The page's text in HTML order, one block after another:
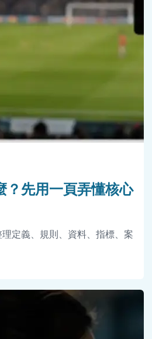
？先用一頁弄懂核心
定義、規則、資料、指標、案